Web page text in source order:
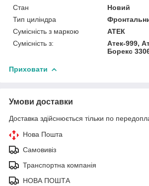
Стан
Новий
Тип циліндра
Сумісність з маркою
АТЕК
Сумісність з:
Атек-999,
Борекс
Приховати
Умови доставки
Доставка здійснюється тільки по
Нова Пошта
Самовивіз
Транспортна компанія
НОВА ПОШТА